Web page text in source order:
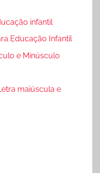
infantil
Educação Infantil
e Minúsculo
maiúscula e